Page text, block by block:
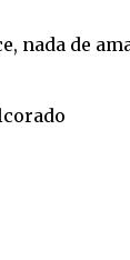
nada de